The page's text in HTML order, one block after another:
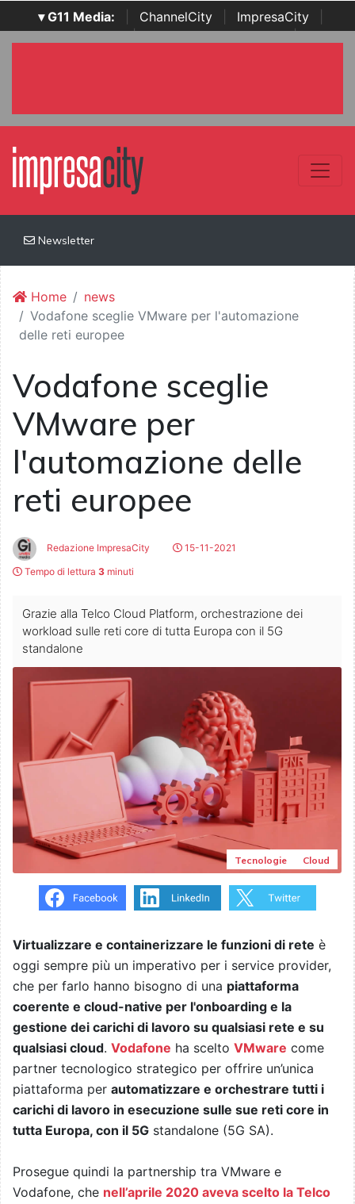
▾ G11 Media: ChannelCity ImpresaCity
SecurityOpenLab | Italian Channel Awards | Italian
Newsletter
Home
news
Vodafone sceglie VMware per l'automazione
delle reti europee
Vodafone sceglie
VMware per
l'automazione delle
reti europee
Redazione ImpresaCity
15-11-2021
Tempo di lettura 3 minuti
Grazie alla Telco Cloud Platform, orchestrazione dei
workload sulle reti core di tutta Europa con il 5G
standalone
Tecnologie Cloud
Virtualizzare e containerizzare le funzioni di rete è
oggi sempre più un imperativo per i service provider,
che per farlo hanno bisogno di una piattaforma
coerente e cloud-native per l'onboarding e la
gestione dei carichi di lavoro su qualsiasi rete e su
qualsiasi cloud. Vodafone ha scelto VMware come
partner tecnologico strategico per offrire un’unica
piattaforma per automatizzare e orchestrare tutti i
carichi di lavoro in esecuzione sulle sue reti core in
tutta Europa, con il 5G standalone (5G SA).
Prosegue quindi la partnership tra VMware e
Vodafone, che nell’aprile 2020 aveva scelto la Telco